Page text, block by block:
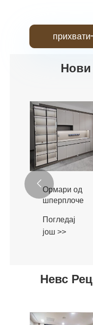
прихвати
Нови
Ормари од
шперплоче
Погледај
још >>

Невс